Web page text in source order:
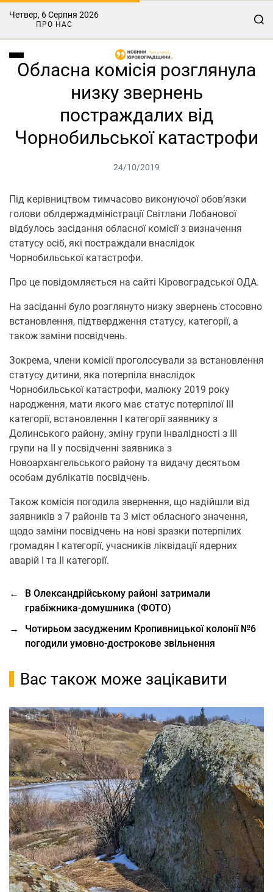
Четвер, 6 Серпня 2026
ПРО НАС
Обласна комісія розглянула
низку звернень
постраждалих від
Чорнобильської катастрофи
24/10/2019
Під керівництвом тимчасово виконуючої обов’язки
голови облдержадміністрації Світлани Лобанової
відбулось засідання обласної комісії з визначення
статусу осіб, які постраждали внаслідок
Чорнобильської катастрофи.
Про це повідомляється на сайті Кіровоградської ОДА.
На засіданні було розглянуто низку звернень стосовно
встановлення, підтвердження статусу, категорії, а
також заміни посвідчень.
Зокрема, члени комісії проголосували за встановлення
статусу дитини, яка потерпіла внаслідок
Чорнобильської катастрофи, малюку 2019 року
народження, мати якого має статус потерпілої ІІІ
категорії, встановлення І категорії заявнику з
Долинського району, зміну групи інвалідності з ІІІ
групи на ІІ у посвідченні заявника з
Новоархангельського району та видачу десятьом
особам дублікатів посвідчень.
Також комісія погодила звернення, що надійшли від
заявників з 7 районів та 3 міст обласного значення,
щодо заміни посвідчень на нові зразки потерпілих
громадян І категорії, учасників ліквідації ядерних
аварій І та ІІ категорії.
←
В Олександрійському районі затримали
грабіжника-домушника (ФОТО)
→
Чотирьом засудженим Кропивницької колонії №6
погодили умовно-дострокове звільнення
Вас також може зацікавити